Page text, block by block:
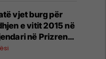
vjet burg për
e vitit 2015 në
në Prizren,
urdhëron